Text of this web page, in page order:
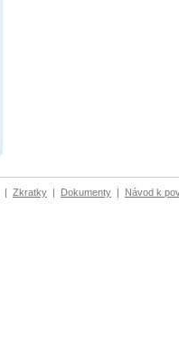
| Zkratky | Dokumenty | Návod k